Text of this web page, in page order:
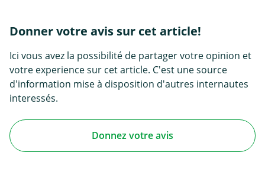
Donner votre avis sur cet article!
Ici vous avez la possibilité de partager votre opinion et
votre experience sur cet article. C'est une source
d'information mise à disposition d'autres internautes
interessés.
Donnez votre avis